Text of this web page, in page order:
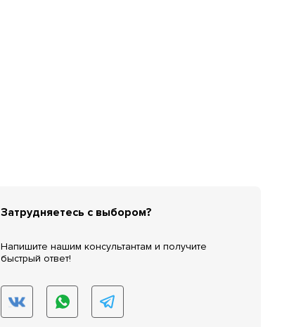
Затрудняетесь с выбором?
Напишите нашим консультантам и получите
быстрый ответ!